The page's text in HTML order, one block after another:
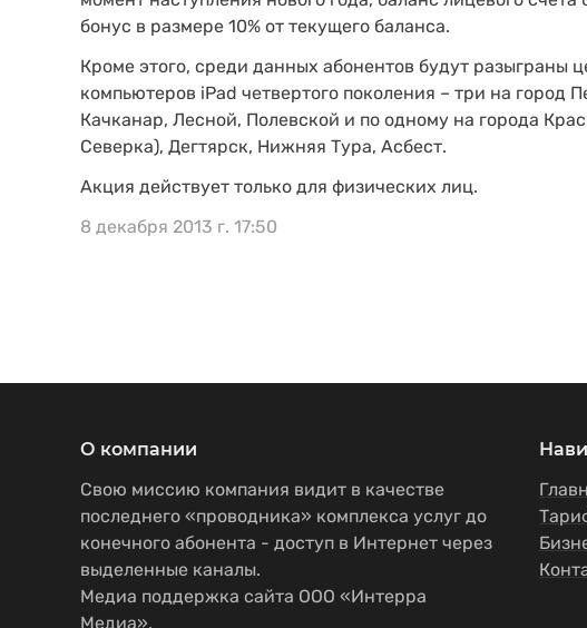
бонус в размере 10% от текущего баланса.
Кроме этого, среди данных абонентов будут разыграны
компьютеров iPad четвертого поколения – три на город
Качканар, Лесной, Полевской и по одному на города
Северка), Дегтярск, Нижняя Тура, Асбест.
Акция действует только для физических лиц.
8 декабря 2013 г. 17:50
О компании
Свою миссию компания видит в качестве
последнего «проводника» комплекса услуг до
конечного абонента - доступ в Интернет через
выделенные каналы.
Медиа поддержка сайта ООО «Интерра
Медиа».